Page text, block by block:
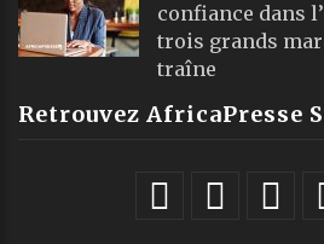
confiance dans
trois grands
traîne
Retrouvez AfricaPresse